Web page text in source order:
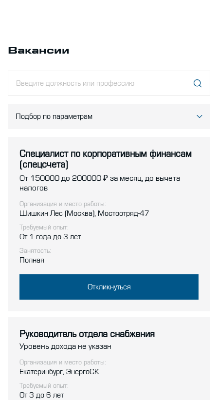
Вакансии
Подбор по параметрам
Специалист по корпоративным финансам
(спецсчета)
От 150000 до 200000
за месяц, до вычета
налогов
Организация и место работы:
Шишкин Лес (Москва), Мостоотряд-47
Требуемый опыт:
От 1 года до 3 лет
Занятость:
Полная
Откликнуться
Руководитель отдела снабжения
Уровень дохода не указан
Организация и место работы:
Екатеринбург, ЭнергоСК
Требуемый опыт:
От 3 до 6 лет